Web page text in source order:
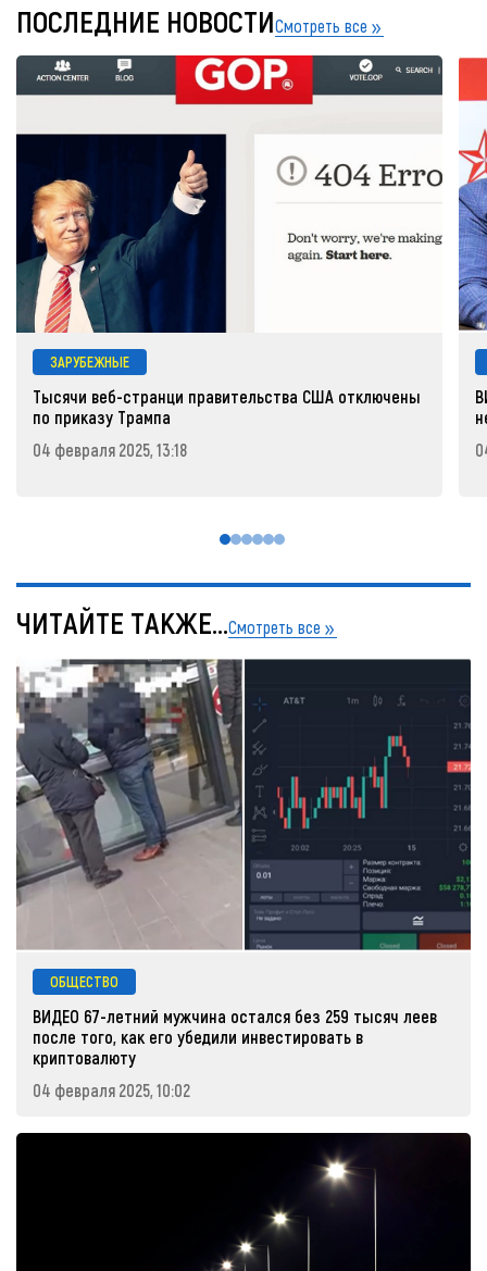
ПОСЛЕДНИЕ НОВОСТИСмотреть все
ЗАРУБЕЖНЫЕ
Тысячи веб-странци правительства США отключены
по приказу Трампа
04 февраля 2025, 13:18
ЧИТАЙТЕ ТАКЖЕ...Смотреть все
ОБЩЕСТВО
ВИДЕО 67-летний мужчина остался без 259 тысяч леев
после того, как его убедили инвестировать в
криптовалюту
04 февраля 2025, 10:02